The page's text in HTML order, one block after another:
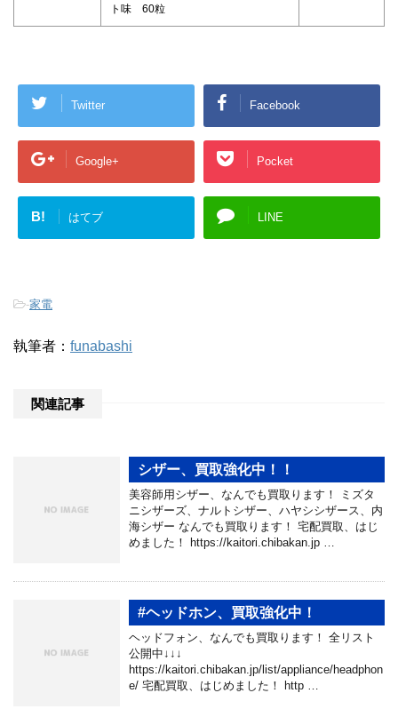
ト味 60粒
Twitter Facebook
Google+ Pocket
B! はてブ LINE
-家電
執筆者： funabashi
関連記事
シザー、買取強化中！！
美容師用シザー、なんでも買取ります！ ミズタ
ニシザーズ、ナルトシザー、ハヤシシザース、内
海シザー なんでも買取ります！ 宅配買取、はじ
めました！ https://kaitori.chibakan.jp …
#ヘッドホン、買取強化中！
ヘッドフォン、なんでも買取ります！ 全リスト
公開中↓↓↓
https://kaitori.chibakan.jp/list/appliance/headphon
e/ 宅配買取、はじめました！ http …